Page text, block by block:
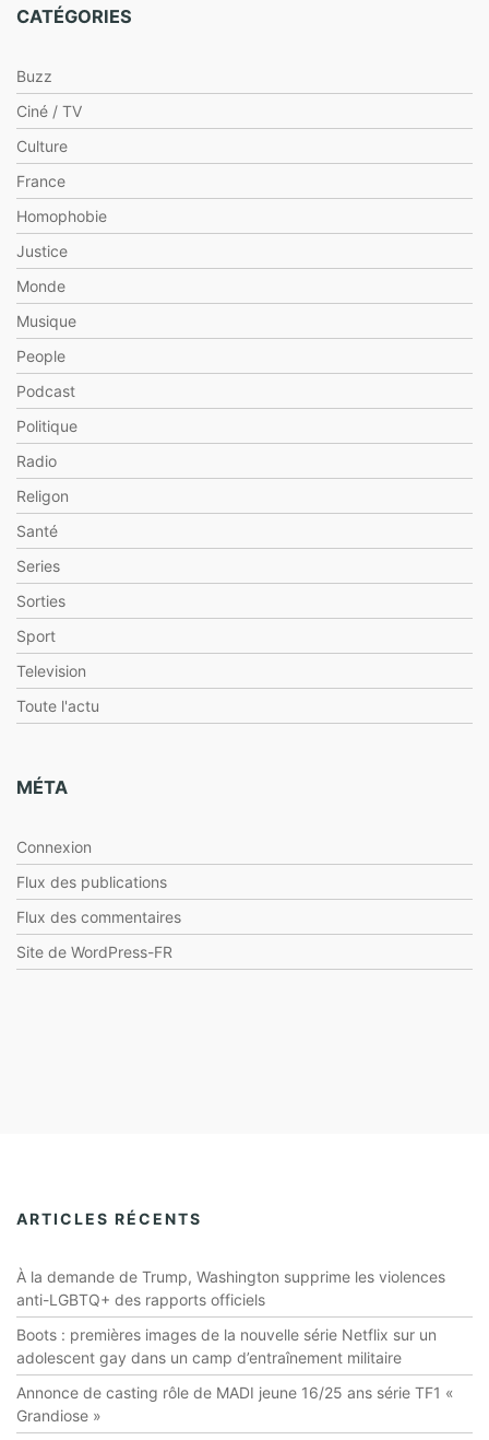
CATÉGORIES
Buzz
Ciné / TV
Culture
France
Homophobie
Justice
Monde
Musique
People
Podcast
Politique
Radio
Religon
Santé
Series
Sorties
Sport
Television
Toute l'actu
MÉTA
Connexion
Flux des publications
Flux des commentaires
Site de WordPress-FR
ARTICLES RÉCENTS
À la demande de Trump, Washington supprime les violences
anti-LGBTQ+ des rapports officiels
Boots : premières images de la nouvelle série Netflix sur un
adolescent gay dans un camp d’entraînement militaire
Annonce de casting rôle de MADI jeune 16/25 ans série TF1 «
Grandiose »